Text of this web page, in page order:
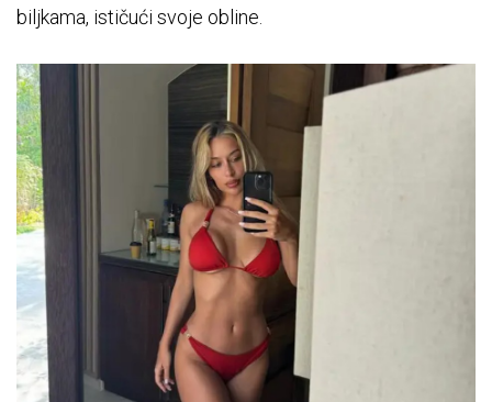
biljkama, ističući svoje obline.